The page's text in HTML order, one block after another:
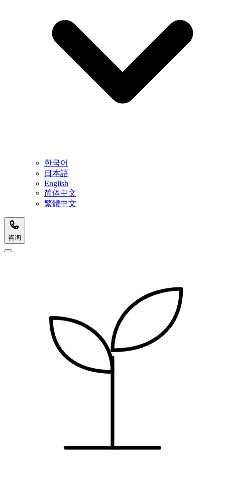
한국어
日本語
English
简体中文
繁體中文
咨询